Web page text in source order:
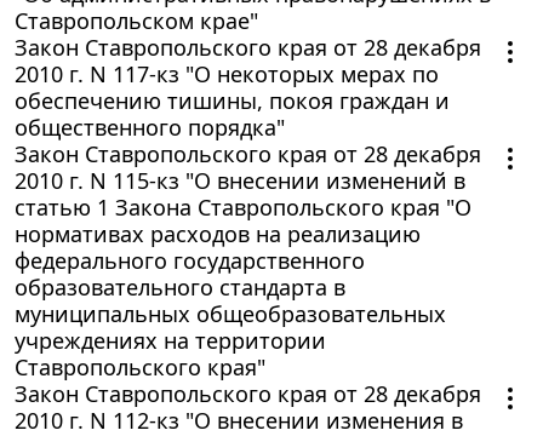
Ставропольском крае"
Закон Ставропольского края от 28 декабря
2010 г. N 117-кз "О некоторых мерах по
обеспечению тишины, покоя граждан и
общественного порядка"
Закон Ставропольского края от 28 декабря
2010 г. N 115-кз "О внесении изменений в
статью 1 Закона Ставропольского края "О
нормативах расходов на реализацию
федерального государственного
образовательного стандарта в
муниципальных общеобразовательных
учреждениях на территории
Ставропольского края"
Закон Ставропольского края от 28 декабря
2010 г. N 112-кз "О внесении изменения в